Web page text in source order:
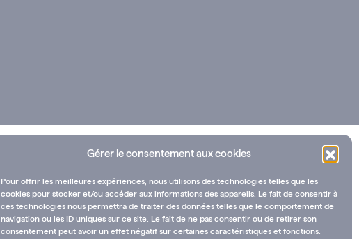
Gérer le consentement aux cookies
Pour offrir les meilleures expériences, nous utilisons des technologies telles que les
cookies pour stocker et/ou accéder aux informations des appareils. Le fait de consentir à
ces technologies nous permettra de traiter des données telles que le comportement de
navigation ou les ID uniques sur ce site. Le fait de ne pas consentir ou de retirer son
consentement peut avoir un effet négatif sur certaines caractéristiques et fonctions.